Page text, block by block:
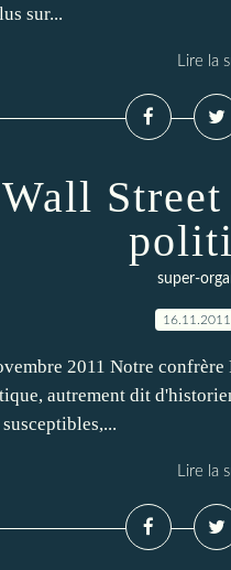
sur...
Lire la
super-
16.11.2011
2011 Notre
autrement dit
Lire la